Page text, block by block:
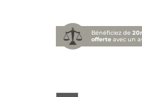
Bénéficiez de
offerte avec un